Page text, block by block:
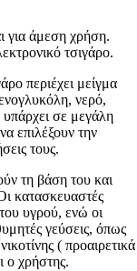
για άμεση χρήση.
τσιγάρο.
περιέχει μείγμα
νερό,
υπάρχει σε μεγάλη
επιλέξουν την
τους.
τη βάση του και
κατασκευαστές
υγρού, ενώ οι
γεύσεις, όπως
( προαιρετικά
ο χρήστης.